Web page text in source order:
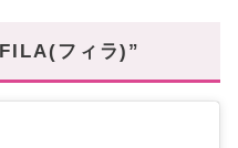
フィラ)”